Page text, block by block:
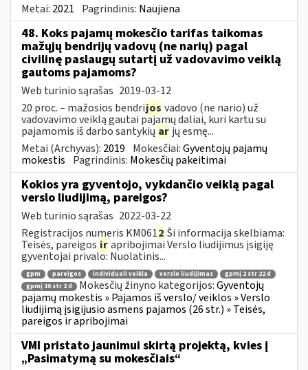
Metai: 2021 Pagrindinis: Naujiena
48. Koks pajamų mokesčio tarifas taikomas
mažųjų bendrijų vadovų (ne narių) pagal
civilinę paslaugų sutartį už vadovavimo veiklą
gautoms pajamoms?
Web turinio sąrašas 2019-03-12
20 proc. – mažosios bendrijos vadovo (ne nario) už
vadovavimo veiklą gautai pajamų daliai, kuri kartu su
pajamomis iš darbo santykių ar jų esmę...
Metai (Archyvas): 2019 Mokesčiai:Gyventojų pajamų
mokestis Pagrindinis: Mokesčių pakeitimai
Kokios yra gyventojo, vykdančio veiklą pagal
verslo liudijimą, pareigos?
Web turinio sąrašas 2022-03-22
Registracijos numeris KM0612 Ši informacija skelbiama:
Teisės, pareigos irapribojimai Verslo liudijimus įsigiję
gyventojai privalo: Nuolatinis...
gpm pareigos individuali veikla verslo liudijimas
gpmį 2 str 22 d
gpmį 10 str 2 d
Mokesčių žinyno kategorijos:Gyventojų
pajamų mokestis » Pajamos iš verslo/ veiklos » Verslo
liudijimą įsigijusio asmens pajamos (26 str.) » Teisės,
pareigos ir apribojimai
VMI pristato jaunimui skirtą projektą, kvies į
„Pasimatymą su mokesčiais“